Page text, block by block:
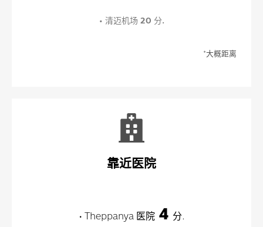
• 清迈机场 20 分.
*大概距离
靠近医院
• Theppanya 医院4 分.